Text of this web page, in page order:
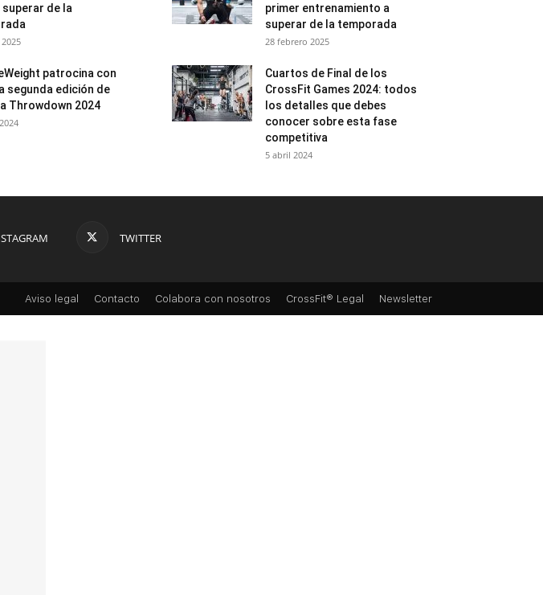
superar de la
primer entrenamiento a
superar de la temporada
28 febrero 2025
patrocina con
segunda edición de
Throwdown 2024
Cuartos de Final de los
CrossFit Games 2024: todos
los detalles que debes
conocer sobre esta fase
competitiva
5 abril 2024
TWITTER
Aviso legal Contacto Colabora con nosotros CrossFit® Legal Newsletter